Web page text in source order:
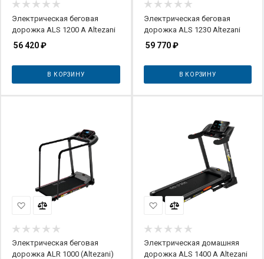
Электрическая беговая
дорожка ALS 1200 A Altezani
56 420₽
В КОРЗИНУ
Электрическая беговая
дорожка ALS 1230 Altezani
59 770₽
В КОРЗИНУ
Электрическая беговая
дорожка ALR 1000 (Altezani)
Электрическая домашняя
дорожка ALS 1400 A Altezani